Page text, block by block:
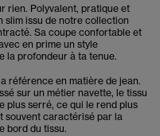
rien. Polyvalent, pratique et
slim issu de notre collection
Sa coupe confortable et
en prime un style
la profondeur à ta tenue.
référence en matière de jean.
sur un métier navette, le tissu
plus serré, ce qui le rend plus
souvent caractérisé par la
bord du tissu.